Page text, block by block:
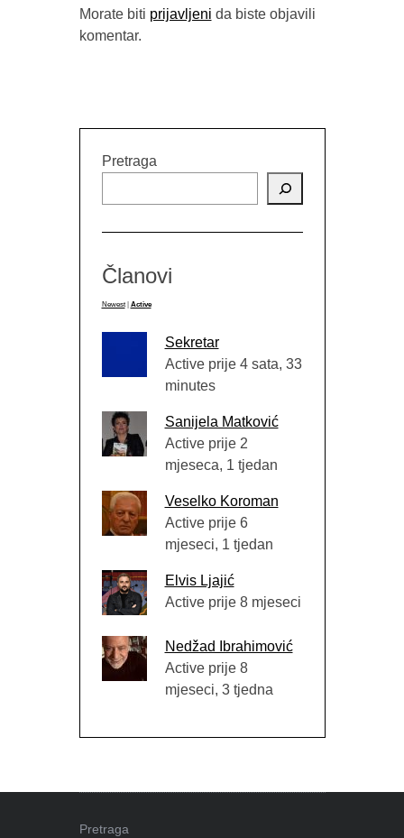
Morate biti prijavljeni da biste objavili
komentar.
Pretraga
Članovi
Newest Active
Sekretar
Active prije 4 sata, 33
minutes
Sanijela Matković
Active prije 2
mjeseca, 1 tjedan
Veselko Koroman
Active prije 6
mjeseci, 1 tjedan
Elvis Ljajić
Active prije 8 mjeseci
Nedžad Ibrahimović
Active prije 8
mjeseci, 3 tjedna
Pretraga